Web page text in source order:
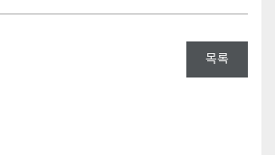
목록